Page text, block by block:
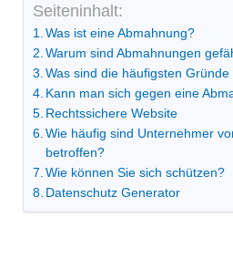
Seiteninhalt:
Was ist eine Abmahnung?
Warum sind Abmahnungen
Was sind die häufigsten
Kann man sich gegen eine
Rechtssichere Website
Wie häufig sind Unternehmer
betroffen?
Wie können Sie sich schützen?
Datenschutz Generator